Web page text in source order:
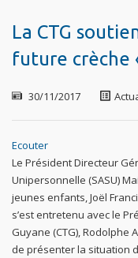
La CTG
future crèche
30/11/2017
Ecouter
Le Président Directeur
Unipersonnelle (SASU)
jeunes enfants, Joël
s’est entretenu avec le
Guyane (CTG), Rodolphe
de présenter la situation